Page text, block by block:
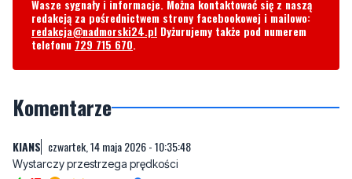
Wasze sygnały i informacje. Można kontaktować się z naszą
redakcją za pośrednictwem strony facebookowej i mailowo:
redakcja@nadmorski24.pl Dyżurujemy także pod numerem
telefonu 729 715 670.
Komentarze
KIANS czwartek, 14 maja 2026 - 10:35:48
Wystarczy przestrzega prędkości